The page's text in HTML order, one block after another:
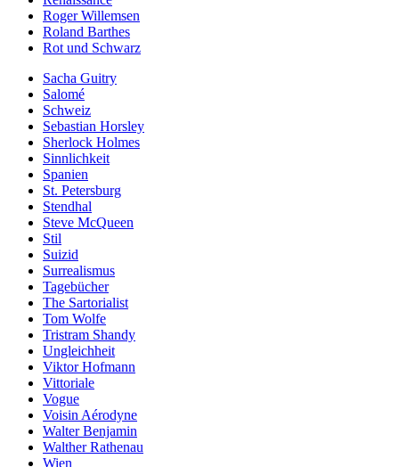
Roger Willemsen
Roland Barthes
Rot und Schwarz
Sacha Guitry
Salomé
Schweiz
Sebastian Horsley
Sherlock Holmes
Sinnlichkeit
Spanien
St. Petersburg
Stendhal
Steve McQueen
Stil
Suizid
Surrealismus
Tagebücher
The Sartorialist
Tom Wolfe
Tristram Shandy
Ungleichheit
Viktor Hofmann
Vittoriale
Vogue
Voisin Aérodyne
Walter Benjamin
Walther Rathenau
Wien